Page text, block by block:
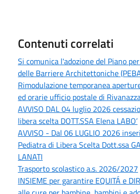
Contenuti correlati
Si comunica l'adozione del Piano
delle Barriere Architettoniche
Rimodulazione temporanea
ed orarie ufficio postale di
AVVISO DAL 04 luglio 2026
libera scelta DOTT.SSA Elena LABO’
AVVISO - Dal 06 LUGLIO 2026
Pediatra di Libera Scelta Dott.ssa
LANATI
Trasporto scolastico a.s. 2026/2027
INSIEME per garantire EQUITÁ e